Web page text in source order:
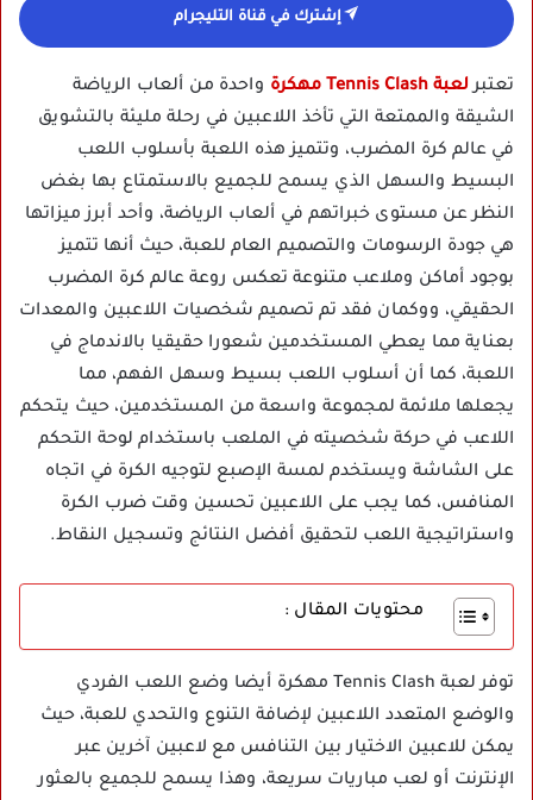
إشترك في قناة التليجرام
تعتبرلعبة Tennis Clash مهكرة
واحدة من ألعاب الرياضة
الشيقة والممتعة التي تأخذ اللاعبين في رحلة مليئة بالتشويق
في عالم كرة المضرب، وتتميز هذه اللعبة بأسلوب اللعب
البسيط والسهل الذي يسمح للجميع بالاستمتاع بها بغض
النظر عن مستوى خبراتهم في ألعاب الرياضة، وأحد أبرز ميزاتها
هي جودة الرسومات والتصميم العام للعبة، حيث أنها تتميز
بوجود أماكن وملاعب متنوعة تعكس روعة عالم كرة المضرب
الحقيقي، ووكمان فقد تم تصميم شخصيات اللاعبين والمعدات
بعناية مما يعطي المستخدمين شعورا حقيقيا بالاندماج في
اللعبة، كما أن أسلوب اللعب بسيط وسهل الفهم، مما
يجعلها ملائمة لمجموعة واسعة من المستخدمين، حيث يتحكم
اللاعب في حركة شخصيته في الملعب باستخدام لوحة التحكم
على الشاشة ويستخدم لمسة الإصبع لتوجيه الكرة في اتجاه
المنافس، كما يجب على اللاعبين تحسين وقت ضرب الكرة
واستراتيجية اللعب لتحقيق أفضل النتائج وتسجيل النقاط.
محتويات المقال :
توفر لعبة Tennis Clash مهكرة أيضا وضع اللعب الفردي
والوضع المتعدد اللاعبين لإضافة التنوع والتحدي للعبة، حيث
يمكن للاعبين الاختيار بين التنافس مع لاعبين آخرين عبر
الإنترنت أو لعب مباريات سريعة، وهذا يسمح للجميع بالعثور